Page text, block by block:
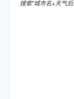
搜索"城市名+天气